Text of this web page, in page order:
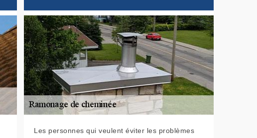
Les personnes qui veulent éviter les problèmes